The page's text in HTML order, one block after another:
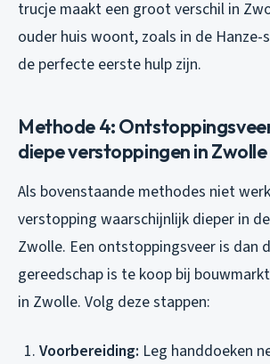
trucje maakt een groot verschil in
ouder huis woont, zoals in de
de perfecte eerste hulp zijn.
Methode 4:
diepe verstoppingen in Zwolle
Als bovenstaande methodes niet
verstopping waarschijnlijk dieper in
Zwolle. Een ontstoppingsveer is dan
gereedschap is te koop bij
in Zwolle. Volg deze stappen:
Voorbereiding: Leg handdoeken